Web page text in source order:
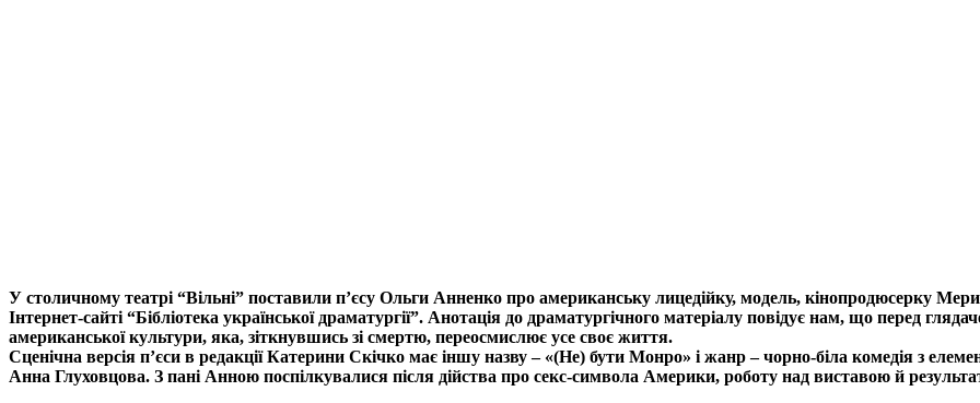
У столичному театрі “Вільні” поставили п’єсу Ольги Анненко про американську лицедійку, модель, кінопродюсерку
Інтернет-сайті “Бібліотека української драматургії”. Анотація до драматургічного матеріалу повідує нам, що перед
американської культури, яка, зіткнувшись зі смертю, переосмислює усе своє життя.
Сценічна версія п’єси в редакції Катерини Скічко має іншу назву – «(Не) бути Монро» і жанр – чорно-біла комедія з
Анна Глуховцова. З пані Анною поспілкувалися після дійства про секс-символа Америки, роботу над виставою й